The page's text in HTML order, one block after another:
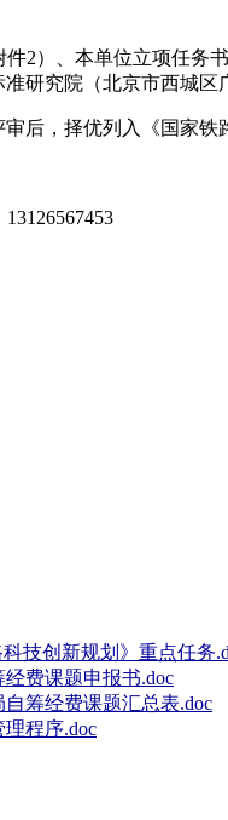
件2）、本单位立项任务
准研究院 （北京市西城区
审后 ， 择优列入《国家铁
技创新规划》重点任务
费课题申报书.doc
筹经费课题汇总表.doc
程序.doc